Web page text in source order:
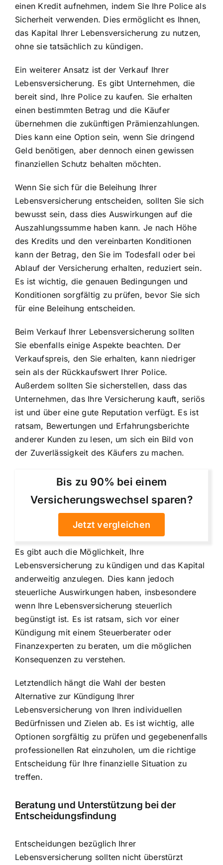
einen Kredit aufnehmen, indem Sie Ihre Police als
Sicherheit verwenden. Dies ermöglicht es Ihnen,
das Kapital Ihrer Lebensversicherung zu nutzen,
ohne sie tatsächlich zu kündigen.
Ein weiterer Ansatz ist der Verkauf Ihrer
Lebensversicherung. Es gibt Unternehmen, die
bereit sind, Ihre Police zu kaufen. Sie erhalten
einen bestimmten Betrag und die Käufer
übernehmen die zukünftigen Prämienzahlungen.
Dies kann eine Option sein, wenn Sie dringend
Geld benötigen, aber dennoch einen gewissen
finanziellen Schutz behalten möchten.
Wenn Sie sich für die Beleihung Ihrer
Lebensversicherung entscheiden, sollten Sie sich
bewusst sein, dass dies Auswirkungen auf die
Auszahlungssumme haben kann. Je nach Höhe
des Kredits und den vereinbarten Konditionen
kann der Betrag, den Sie im Todesfall oder bei
Ablauf der Versicherung erhalten, reduziert sein.
Es ist wichtig, die genauen Bedingungen und
Konditionen sorgfältig zu prüfen, bevor Sie sich
für eine Beleihung entscheiden.
Beim Verkauf Ihrer Lebensversicherung sollten
Sie ebenfalls einige Aspekte beachten. Der
Verkaufspreis, den Sie erhalten, kann niedriger
sein als der Rückkaufswert Ihrer Police.
Außerdem sollten Sie sicherstellen, dass das
Unternehmen, das Ihre Versicherung kauft, seriös
ist und über eine gute Reputation verfügt. Es ist
ratsam, Bewertungen und Erfahrungsberichte
anderer Kunden zu lesen, um sich ein Bild von
der Zuverlässigkeit des Käufers zu machen.
Bis zu 90% bei einem
Versicherungswechsel sparen?
Jetzt vergleichen
Es gibt auch die Möglichkeit, Ihre
Lebensversicherung zu kündigen und das Kapital
anderweitig anzulegen. Dies kann jedoch
steuerliche Auswirkungen haben, insbesondere
wenn Ihre Lebensversicherung steuerlich
begünstigt ist. Es ist ratsam, sich vor einer
Kündigung mit einem Steuerberater oder
Finanzexperten zu beraten, um die möglichen
Konsequenzen zu verstehen.
Letztendlich hängt die Wahl der besten
Alternative zur Kündigung Ihrer
Lebensversicherung von Ihren individuellen
Bedürfnissen und Zielen ab. Es ist wichtig, alle
Optionen sorgfältig zu prüfen und gegebenenfalls
professionellen Rat einzuholen, um die richtige
Entscheidung für Ihre finanzielle Situation zu
treffen.
Beratung und Unterstützung bei der
Entscheidungsfindung
Entscheidungen bezüglich Ihrer
Lebensversicherung sollten nicht überstürzt